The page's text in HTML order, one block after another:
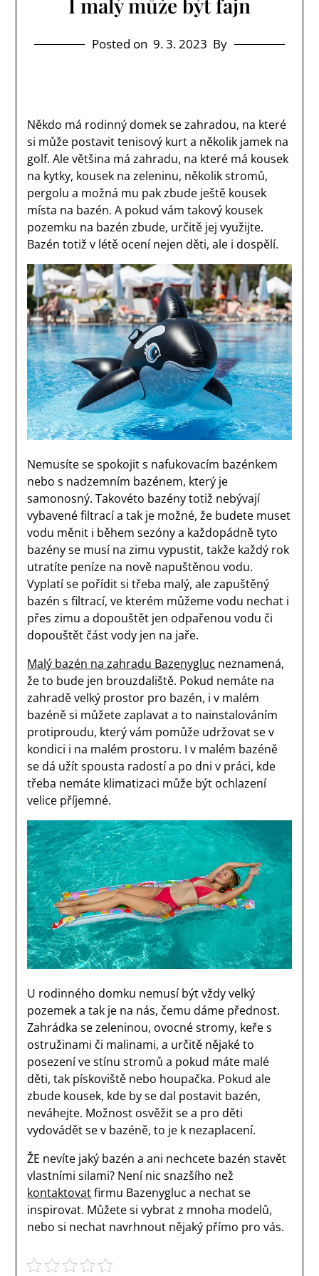
Posted on 9. 3. 2023 By
Někdo má rodinný domek se zahradou, na které
si může postavit tenisový kurt a několik jamek na
golf. Ale většina má zahradu, na které má kousek
na kytky, kousek na zeleninu, několik stromů,
pergolu a možná mu pak zbude ještě kousek
místa na bazén. A pokud vám takový kousek
pozemku na bazén zbude, určitě jej využijte.
Bazén totiž v létě ocení nejen děti, ale i dospělí.
Nemusíte se spokojit s nafukovacím bazénkem
nebo s nadzemním bazénem, který je
samonosný. Takovéto bazény totiž nebývají
vybavené filtrací a tak je možné, že budete muset
vodu měnit i během sezóny a každopádně tyto
bazény se musí na zimu vypustit, takže každý rok
utratíte peníze na nově napuštěnou vodu.
Vyplatí se pořídit si třeba malý, ale zapuštěný
bazén s filtrací, ve kterém můžeme vodu nechat i
přes zimu a dopouštět jen odpařenou vodu či
dopouštět část vody jen na jaře.
Malý bazén na zahradu Bazenygluc neznamená,
že to bude jen brouzdaliště. Pokud nemáte na
zahradě velký prostor pro bazén, i v malém
bazéně si můžete zaplavat a to nainstalováním
protiproudu, který vám pomůže udržovat se v
kondici i na malém prostoru. I v malém bazéně
se dá užít spousta radostí a po dni v práci, kde
třeba nemáte klimatizaci může být ochlazení
velice příjemné.
U rodinného domku nemusí být vždy velký
pozemek a tak je na nás, čemu dáme přednost.
Zahrádka se zeleninou, ovocné stromy, keře s
ostružinami či malinami, a určitě nějaké to
posezení ve stínu stromů a pokud máte malé
děti, tak pískoviště nebo houpačka. Pokud ale
zbude kousek, kde by se dal postavit bazén,
neváhejte. Možnost osvěžit se a pro děti
vydovádět se v bazéně, to je k nezaplacení.
ŽE nevíte jaký bazén a ani nechcete bazén stavět
vlastními silami? Není nic snazšího než
kontaktovatfirmu Bazenygluc a nechat se
inspirovat. Můžete si vybrat z mnoha modelů,
nebo si nechat navrhnout nějaký přímo pro vás.